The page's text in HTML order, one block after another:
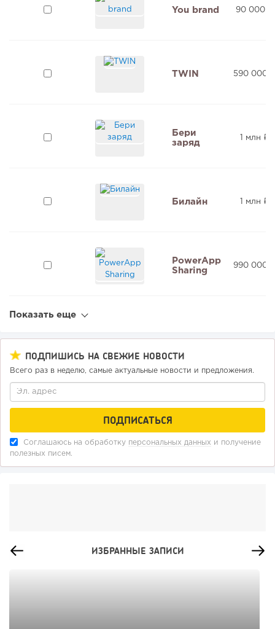
You brand 90 000 ₽
TWIN 590 000 ₽
Бери
заряд
1 млн ₽
Билайн 1 млн ₽
PowerApp
Sharing
990 000 ₽
Показать еще
ПОДПИШИСЬ НА СВЕЖИЕ НОВОСТИ
Всего раз в неделю, самые актуальные новости и предложения.
Соглашаюсь на обработку персональных данных и получение
полезных писем.
ИЗБРАННЫЕ ЗАПИСИ